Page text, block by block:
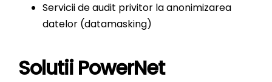
Servicii de audit privitor la anonimizarea
datelor (datamasking)
Solutii PowerNet